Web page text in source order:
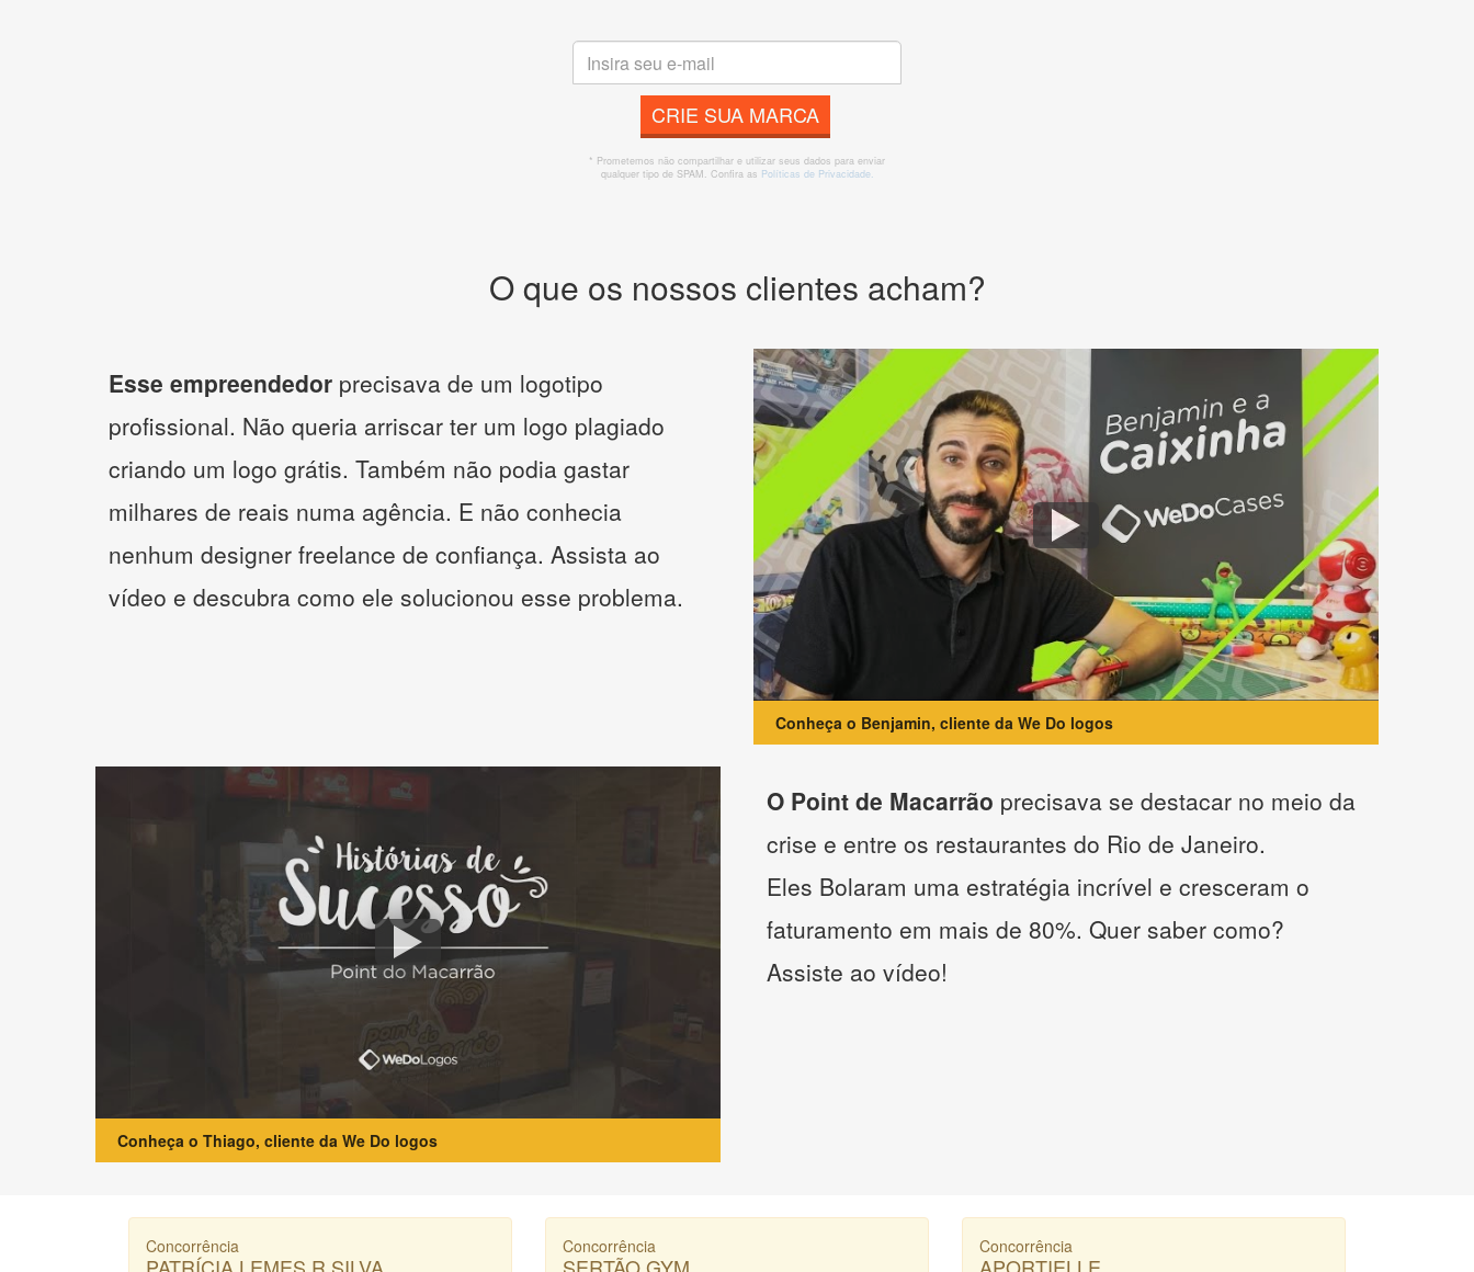
CRIE SUA MARCA
* Prometemos não compartilhar e utilizar seus dados para enviar
qualquer tipo de SPAM. Confira as Políticas de Privacidade.
O que os nossos clientes acham?
Esse empreendedor precisava de um logotipo
profissional. Não queria arriscar ter um logo plagiado
criando um logo grátis. Também não podia gastar
milhares de reais numa agência. E não conhecia
nenhum designer freelance de confiança. Assista ao
vídeo e descubra como ele solucionou esse problema.
Conheça o Benjamin, cliente da We Do logos
Conheça o Thiago, cliente da We Do logos
O Point de Macarrão precisava se destacar no meio da
crise e entre os restaurantes do Rio de Janeiro.
Eles Bolaram uma estratégia incrível e cresceram o
faturamento em mais de 80%. Quer saber como?
Assiste ao vídeo!
Concorrência
PATRÍCIA LEMES R SILVA
Concorrência
SERTÃO GYM
Concorrência
APORTIELLE